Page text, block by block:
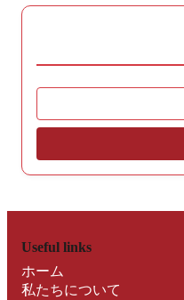
Useful links
ホーム
私たちについて